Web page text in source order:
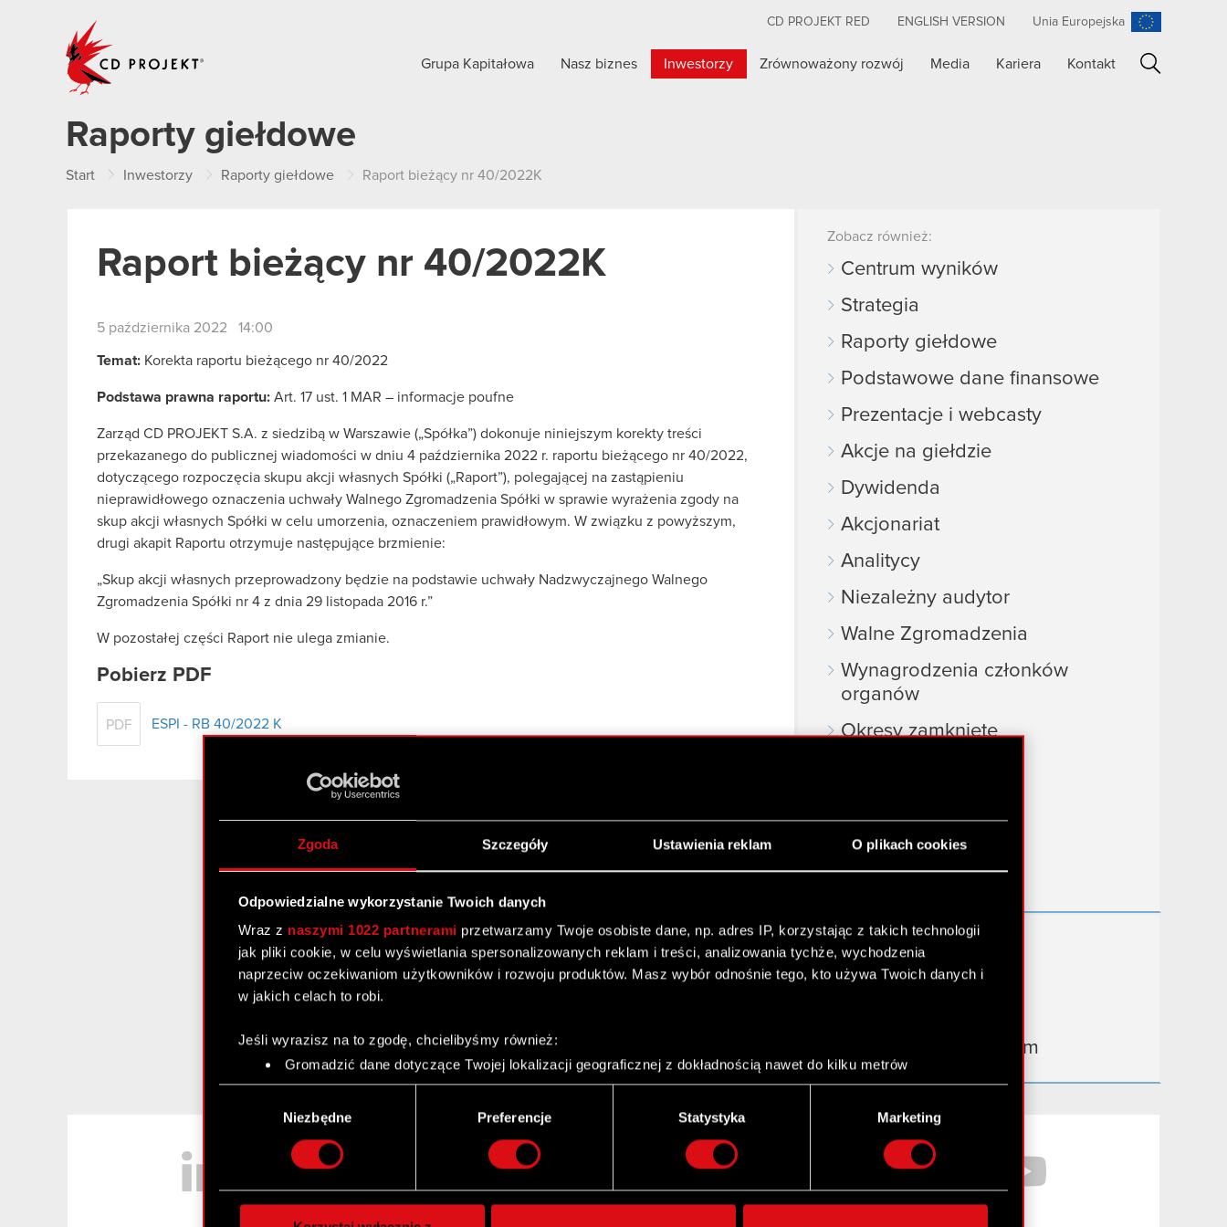
Zgoda Szczegóły Ustawienia reklam O plikach cookies
Odpowiedzialne wykorzystanie Twoich danych
Wraz z naszymi 1022 partnerami przetwarzamy Twoje osobiste dane, np. adres IP, korzystając z takich technologii
jak pliki cookie, w celu wyświetlania spersonalizowanych reklam i treści, analizowania tychże, wychodzenia
naprzeciw oczekiwaniom użytkowników i rozwoju produktów. Masz wybór odnośnie tego, kto używa Twoich danych i
w jakich celach to robi.
Jeśli wyrazisz na to zgodę, chcielibyśmy również:
Gromadzić dane dotyczące Twojej lokalizacji geograficznej z dokładnością nawet do kilku metrów
Identyfikować Twoje urządzenie, aktywnie analizując charakteryzującego je zbiory danych (fingerprinting,
Dowiedz się więcej odnośnie tego, jak Twoje osobiste dane są przetwarzane oraz ustaw własne preferencje w
szczegółów . W Deklaracji plików cookie możesz zmienić lub wycofać swoją zgodę w dowolnej chwili.
Wykorzystujemy pliki cookie do spersonalizowania treści i reklam, aby oferować funkcje społecznościowe i
Niezbędne Preferencje Statystyka Marketing
CD PROJEKT RED ENGLISH VERSION Unia Europejska
Grupa Kapitałowa Nasz biznes Inwestorzy Zrównoważony rozwój Media Kariera Kontakt
Raporty giełdowe
Start Inwestorzy Raporty giełdowe Raport bieżący nr 40/2022K
Raport bieżący nr 40/2022K
5 października 2022 14:00
Temat: Korekta raportu bieżącego nr 40/2022
Podstawa prawna raportu: Art. 17 ust. 1 MAR – informacje poufne
Zarząd CD PROJEKT S.A. z siedzibą w Warszawie („Spółka”) dokonuje niniejszym korekty treści
przekazanego do publicznej wiadomości w dniu 4 października 2022 r. raportu bieżącego nr 40/2022,
dotyczącego rozpoczęcia skupu akcji własnych Spółki („Raport”), polegającej na zastąpieniu
nieprawidłowego oznaczenia uchwały Walnego Zgromadzenia Spółki w sprawie wyrażenia zgody na
skup akcji własnych Spółki w celu umorzenia, oznaczeniem prawidłowym. W związku z powyższym,
drugi akapit Raportu otrzymuje następujące brzmienie:
„Skup akcji własnych przeprowadzony będzie na podstawie uchwały Nadzwyczajnego Walnego
Zgromadzenia Spółki nr 4 z dnia 29 listopada 2016 r.”
W pozostałej części Raport nie ulega zmianie.
Pobierz PDF
PDF ESPI - RB 40/2022 K
Zobacz również:
Centrum wyników
Strategia
Raporty giełdowe
Podstawowe dane finansowe
Prezentacje i webcasty
Akcje na giełdzie
Dywidenda
Akcjonariat
Analitycy
Niezależny audytor
Walne Zgromadzenia
Wynagrodzenia członków
organów
Okresy zamknięte
Przydatne linki
Kontakt IR
Dowiedz się więcej:
thewitcher.com
gear.cdprojektred.com
Facebook